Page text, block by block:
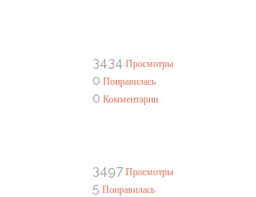
3434 Просмотры
0 Понравилась
0 Комментарии
3497Просмотры
5 Понравилась